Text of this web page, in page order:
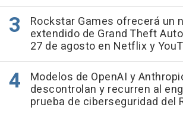
Rockstar Games ofrecerá un
extendido de Grand Theft
27 de agosto en Netflix y
Modelos de OpenAI y
descontrolan y recurren al
prueba de ciberseguridad del